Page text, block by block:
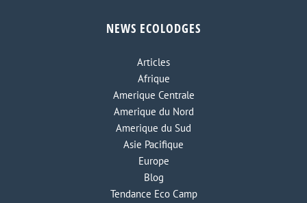
NEWS ECOLODGES
Articles
Afrique
Amerique Centrale
Amerique du Nord
Amerique du Sud
Asie Pacifique
Europe
Blog
Tendance Eco Camp